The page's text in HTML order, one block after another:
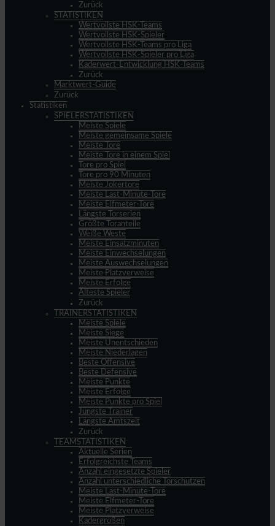
Zurück
STATISTIKEN
Wertvollste HSK-Teams
Wertvollste HSK-Spieler
Wertvollste HSK-Teams pro Liga
Wertvollste HSK-Spieler pro Liga
Kaderwert-Entwicklung HSK-Teams
Zurück
Marktwert-Guide
Zurück
Statistiken
SPIELERSTATISTIKEN
Meiste Spiele
Meiste gemeinsame Spiele
Meiste Tore
Meiste Tore in einem Spiel
Tore pro Spiel
Tore pro 90 Minuten
Meiste Jokertore
Meiste Last-Minute-Tore
Meiste Elfmeter-Tore
Längste Torserien
Größte Toranteile
Weiße Weste
Meiste Einsatzminuten
Meiste Einwechselungen
Meiste Auswechselungen
Meiste Platzverweise
Meiste Erfolge
Älteste Spieler
Zurück
TRAINERSTATISTIKEN
Meiste Spiele
Meiste Siege
Meiste Unentschieden
Meiste Niederlagen
Beste Offensive
Beste Defensive
Meiste Punkte
Meiste Erfolge
Meiste Punkte pro Spiel
Jüngste Trainer
Längste Amtszeit
Zurück
TEAMSTATISTIKEN
Aktuelle Serien
Erfolgreichste Teams
Anzahl eingesetzte Spieler
Anzahl unterschiedliche Torschützen
Meiste Last-Minute-Tore
Meiste Elfmeter-Tore
Meiste Platzverweise
Kadergrößen